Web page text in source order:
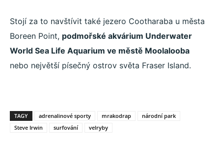
Stojí za to navštívit také jezero Cootharaba u města
Boreen Point, podmořské akvárium Underwater
World Sea Life Aquarium ve městě Moolalooba
nebo největší písečný ostrov světa Fraser Island.
TAGY adrenalinové sporty mrakodrap
národní park
Steve Irwin
surfování velryby